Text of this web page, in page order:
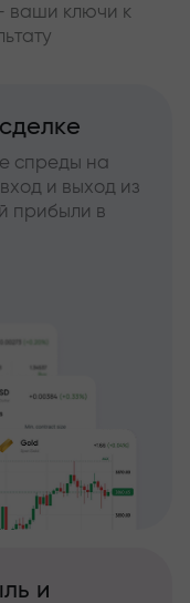
ваши ключи к
спреды на
и выход из
прибыли в
и